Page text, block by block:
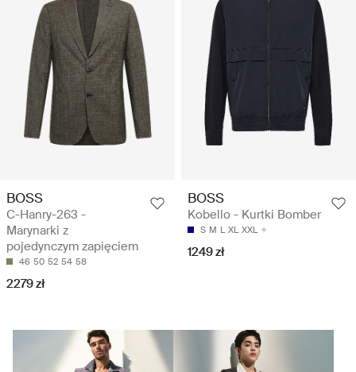
BOSS
C-Hanry-263 -
Marynarki z
pojedynczym zapięciem
46 50 52 54 58
2279 zł
BOSS
Kobello - Kurtki Bomber
S M L XL XXL
1249 zł